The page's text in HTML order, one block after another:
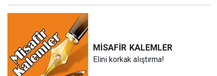
MİSAFİR KALEMLER
Elini korkak alıştırma!